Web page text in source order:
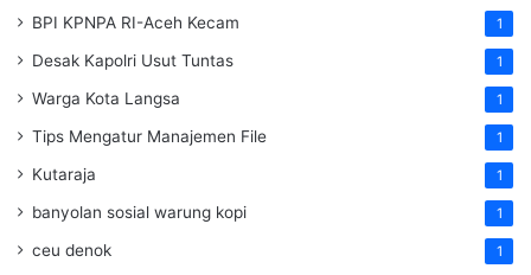
BPI KPNPA RI-Aceh Kecam 1
Desak Kapolri Usut Tuntas 1
Warga Kota Langsa 1
Tips Mengatur Manajemen File 1
Kutaraja 1
banyolan sosial warung kopi 1
ceu denok 1